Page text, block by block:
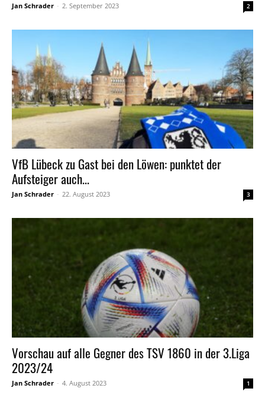
Jan Schrader - 2. September 2023 2
VfB Lübeck zu Gast bei den Löwen: punktet der
Aufsteiger auch...
Jan Schrader - 22. August 2023 3
Vorschau auf alle Gegner des TSV 1860 in der 3.Liga
2023/24
Jan Schrader - 4. August 2023 1